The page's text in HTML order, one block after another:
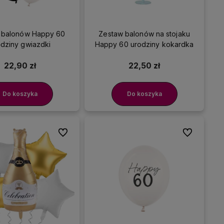
Happy 60
gwiazdki
22,90 zł
Do koszyka
Zestaw balonów na stojaku
Happy 60 urodziny kokardka
22,50 zł
Do koszyka
Do ulubionych Do ulubionych